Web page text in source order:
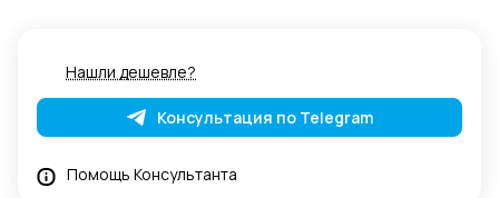
Нашли дешевле?
Консультация по Telegram
Помощь Консультанта